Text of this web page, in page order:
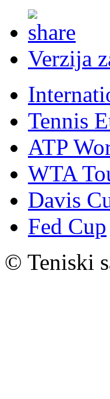
Verzija
Tennis
ATP
WTA
Davis
Fed Cup
© Teniski